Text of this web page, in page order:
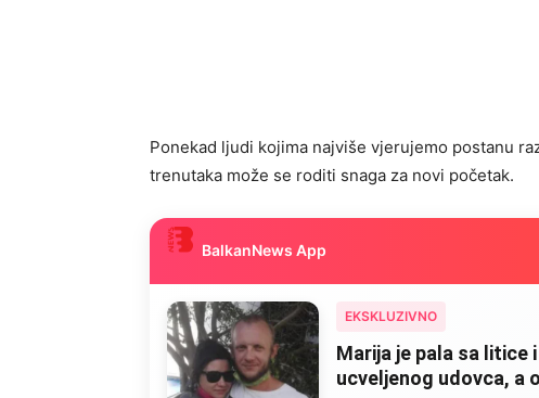
Ponekad ljudi kojima najviše vjerujemo postanu
trenutaka može se roditi snaga za novi početak.
BalkanNews App
EKSKLUZIVNO
Marija je pala sa litice
ucveljenog udovca, a